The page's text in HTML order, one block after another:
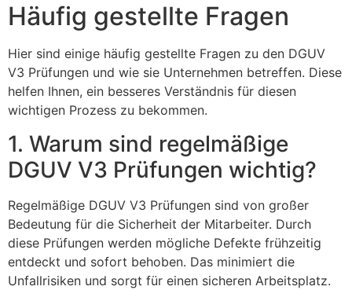
Häufig gestellte Fragen
Hier sind einige häufig gestellte Fragen zu den DGUV
V3 Prüfungen und wie sie Unternehmen betreffen. Diese
helfen Ihnen, ein besseres Verständnis für diesen
wichtigen Prozess zu bekommen.
1. Warum sind regelmäßige
DGUV V3 Prüfungen wichtig?
Regelmäßige DGUV V3 Prüfungen sind von großer
Bedeutung für die Sicherheit der Mitarbeiter. Durch
diese Prüfungen werden mögliche Defekte frühzeitig
entdeckt und sofort behoben. Das minimiert die
Unfallrisiken und sorgt für einen sicheren Arbeitsplatz.